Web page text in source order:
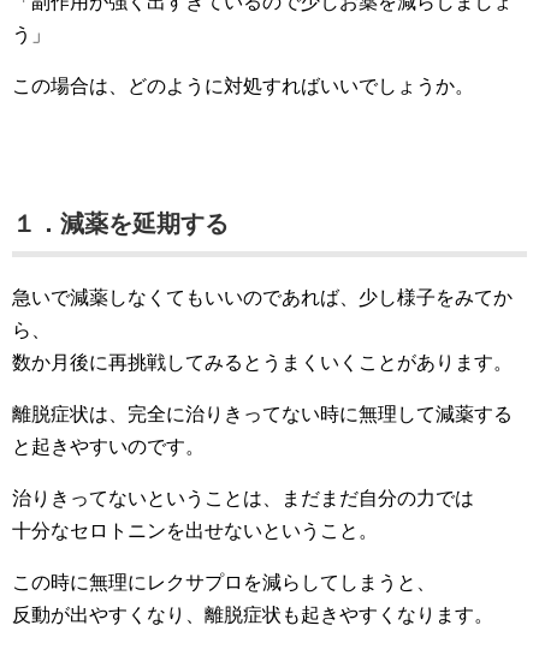
う」
この場合は、どのように対処すればいいでしょうか。
１．減薬を延期する
急いで減薬しなくてもいいのであれば、少し様子をみてか
ら、
数か月後に再挑戦してみるとうまくいくことがあります。
離脱症状は、完全に治りきってない時に無理して減薬する
と起きやすいのです。
治りきってないということは、まだまだ自分の力では
十分なセロトニンを出せないということ。
この時に無理にレクサプロを減らしてしまうと、
反動が出やすくなり、離脱症状も起きやすくなります。